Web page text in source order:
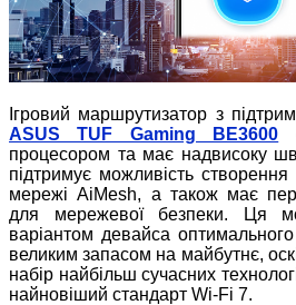
Ігровий маршрутизатор з
ASUS TUF Gaming BE3600
процесором та має надвисоку
підтримує можливість
мережі AiMesh, а також має
для мережевої безпеки. Ця
варіантом девайса
великим запасом на майбутнє,
набір найбільш сучасних
найновіший стандарт Wi-Fi 7.